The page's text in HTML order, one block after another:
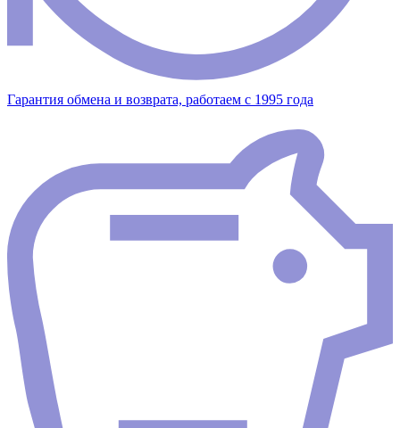
Гарантия обмена и возврата, работаем с 1995 года